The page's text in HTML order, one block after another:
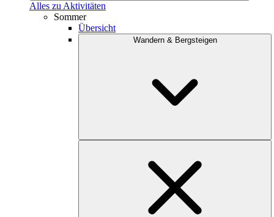
Alles zu Aktivitäten
Sommer
Übersicht
Wandern & Bergsteigen